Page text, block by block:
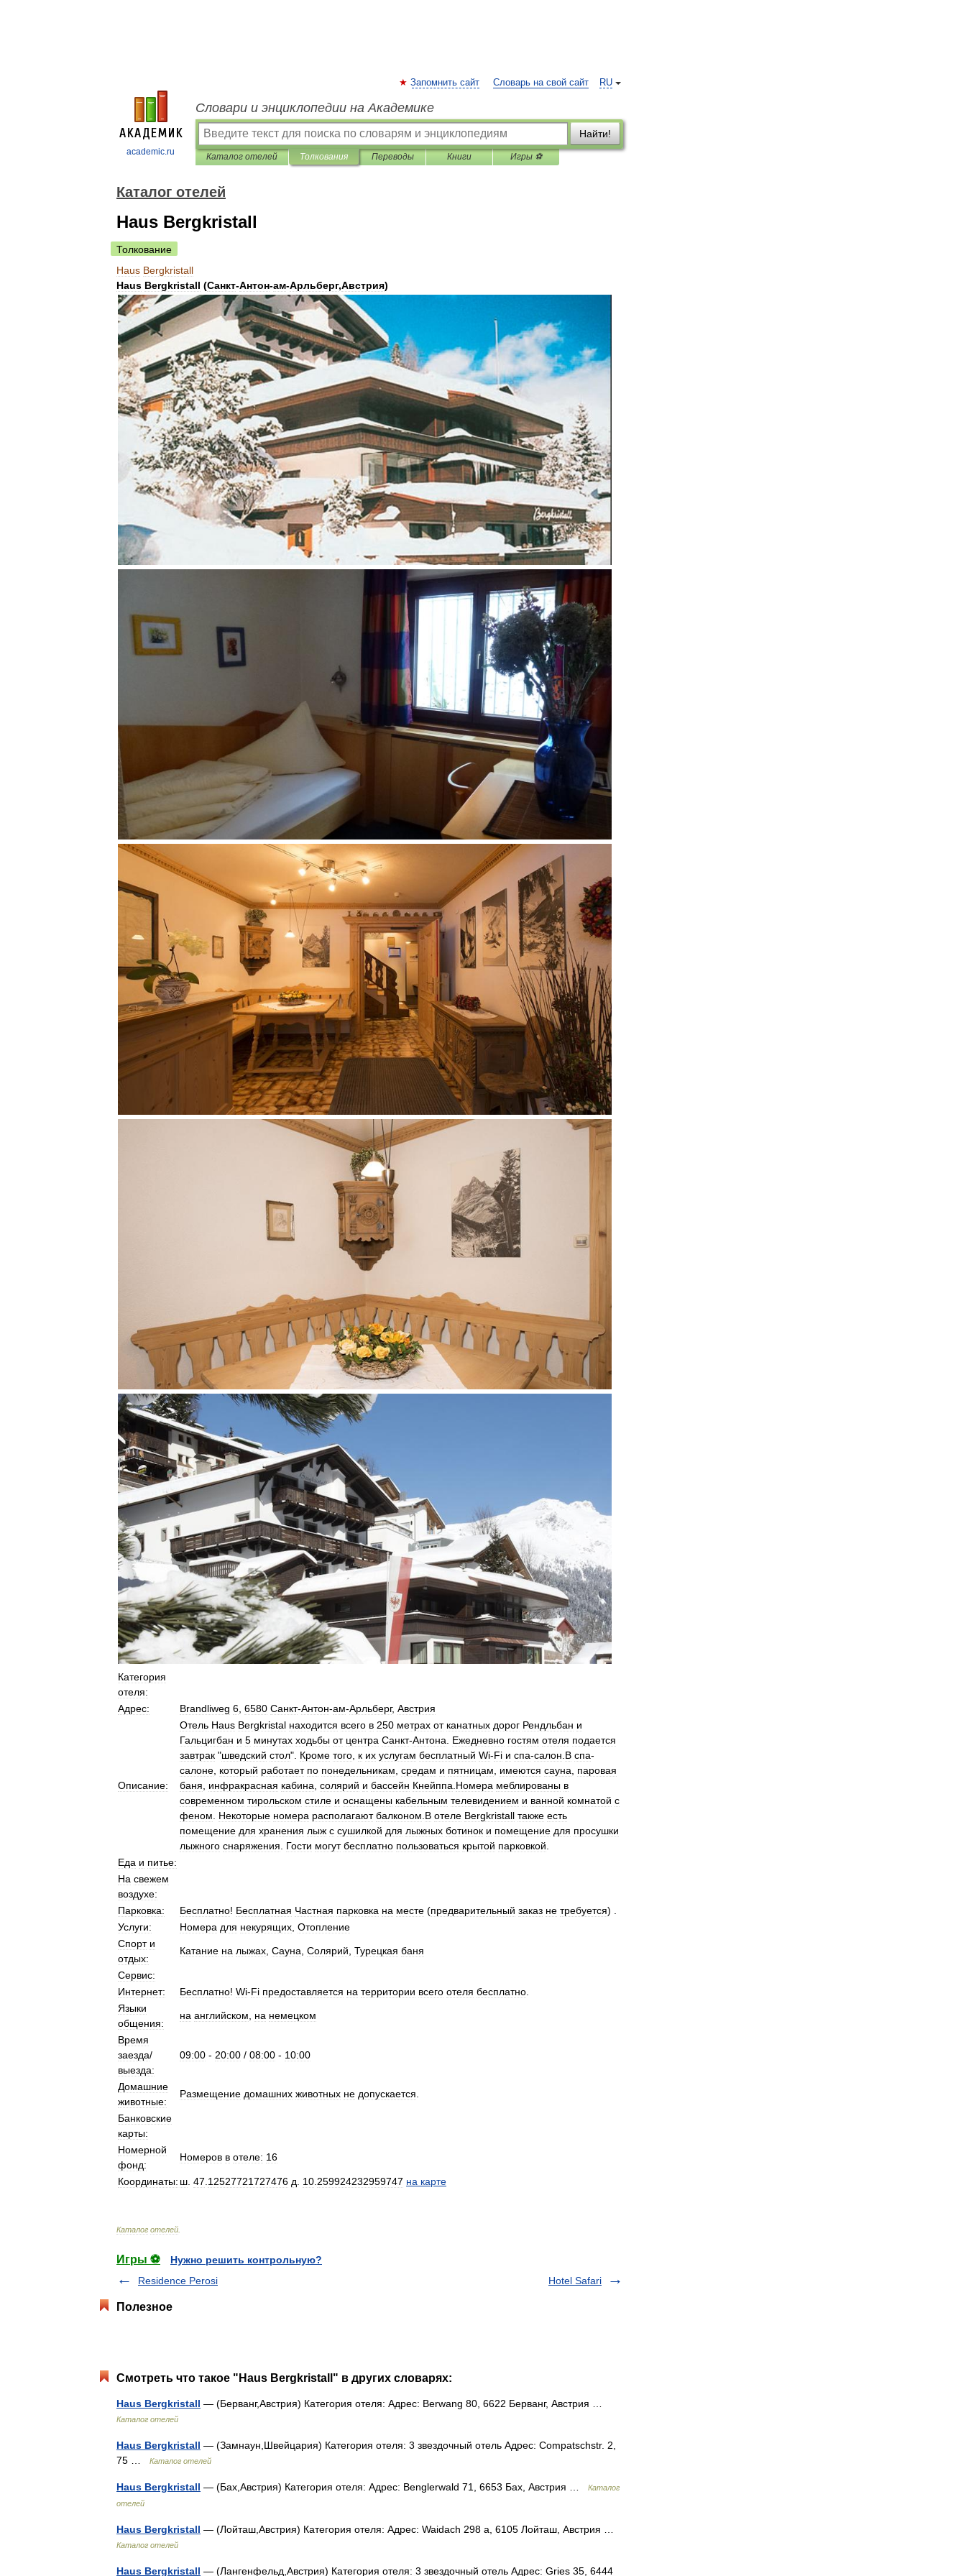
academic.ru
RU
Запомнить сайт Словарь на свой сайт
Словари и энциклопедии на Академике
Найти!
Каталог отелей Толкования Переводы Книги Игры ⚽
Каталог отелей
Haus Bergkristall
Толкование
Haus Bergkristall
Haus Bergkristall (Санкт-Антон-ам-Арльберг,Австрия)
Категория
отеля:
Адрес:
Brandliweg 6 6580 Санкт-Антон-ам-Арльберг, Австрия
Описание:
Отель Haus Bergkristal находится всего в 250 метрах от канатных дорог Рендльбан и
Гальцигбан и 5 минутах ходьбы от центра Санкт-Антона Ежедневно гостям отеля подается
завтрак "шведский стол". Кроме того к их услугам бесплатный Wi-Fi и спа-салон В спа-
салоне который работает по понедельникам средам и пятницам имеются сауна
паровая
баня
инфракрасная кабина солярий и бассейн Кнейппа Номера меблированы в
современном тирольском стиле и оснащены кабельным телевидением и ванной комнатой с
феном
Некоторые номера располагают балконом В отеле Bergkristall также есть
помещение для хранения лыж с сушилкой для лыжных ботинок и помещение для просушки
лыжного снаряжения Гости могут бесплатно пользоваться крытой парковкой
Еда и питье:
На свежем
воздухе:
Парковка:
Бесплатно! Бесплатная Частная парковка на месте (предварительный заказ не требуется) .
Услуги:
Номера для некурящих Отопление
Спорт и
отдых:
Катание на лыжах Сауна Солярий Турецкая баня
Сервис:
Интернет:
Бесплатно! Wi-Fi предоставляется на территории всего отеля бесплатно
Языки
общения:
на английском на немецком
Время
заезда/
выезда:
09:00 - 20:00 / 08:00 - 10:00
Домашние
животные:
Размещение домашних животных не допускается
Банковские
карты:
Номерной
фонд:
Номеров в отеле: 16
Координаты: ш 47 12527721727476 д 10 259924232959747 на карте
Каталог отелей
Игры ⚽
Нужно решить контрольную?
Residence Perosi
Hotel Safari
Полезное
Смотреть что такое "Haus Bergkristall" в других словарях:
Haus Bergkristall — (Берванг,Австрия) Категория отеля: Адрес: Berwang 80, 6622 Берванг, Австрия …
Каталог отелей
Haus Bergkristall — (Замнаун,Швейцария) Категория отеля: 3 звездочный отель Адрес: Compatschstr. 2,
75 …
Каталог отелей
Haus Bergkristall — (Бах,Австрия) Категория отеля: Адрес: Benglerwald 71, 6653 Бах, Австрия …
Каталог
отелей
Haus Bergkristall — (Лойташ,Австрия) Категория отеля: Адрес: Waidach 298 a, 6105 Лойташ, Австрия …
Каталог отелей
Haus Bergkristall — (Лангенфельд,Австрия) Категория отеля: 3 звездочный отель Адрес: Gries 35, 6444